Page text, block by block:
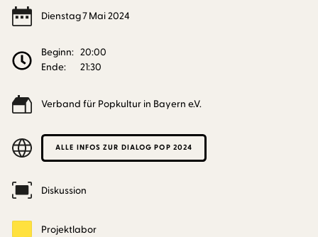
Dienstag7Mai2024
Beginn: 20:00
Ende:
21:30
Verband für Popkultur in Bayern e.V.
ALLE INFOS ZUR DIALOG POP 2024
Diskussion
Projektlabor